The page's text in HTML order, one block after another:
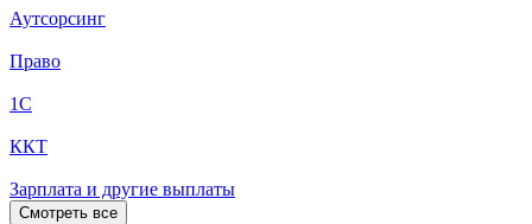
Аутсорсинг
Право
1С
ККТ
Зарплата и другие выплаты
Смотреть все